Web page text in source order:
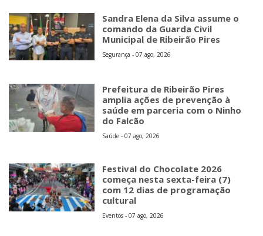
Sandra Elena da Silva assume o
comando da Guarda Civil
Municipal de Ribeirão Pires
Segurança - 07 ago, 2026
Prefeitura de Ribeirão Pires
amplia ações de prevenção à
saúde em parceria com o Ninho
do Falcão
Saúde - 07 ago, 2026
Festival do Chocolate 2026
começa nesta sexta-feira (7)
com 12 dias de programação
cultural
Eventos - 07 ago, 2026